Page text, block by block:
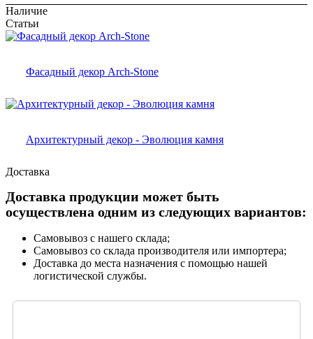
Наличие
Статьи
Фасадный декор Arch-Stone
Архитектурный декор - Эволюция камня
Доставка
Доставка продукции может быть
осуществлена одним из следующих вариантов:
Самовывоз с нашего склада;
Самовывоз со склада производителя или импортера;
Доставка до места назначения с помощью нашей
логистической службы.